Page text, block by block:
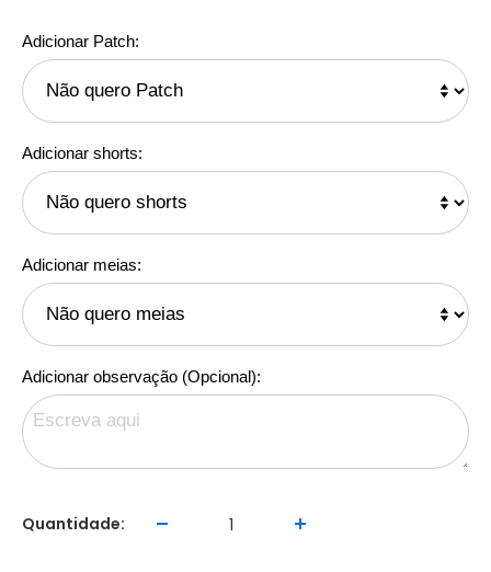
Adicionar Patch:
Adicionar shorts:
Adicionar meias:
Adicionar observação (Opcional):
Quantidade: